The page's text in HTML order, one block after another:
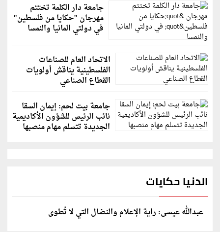
جامعة دار الكلمة تختتم
مهرجان "حكايا من فلسطين"
في دولتي المانيا والنمسا
الاتحاد العام للصناعات
الفلسطينية يناقش أولويات
القطاع الصناعي
جامعة بيت لحم: إيمان السقا
نائب الرئيس للشؤون الأكاديمية
الجديدة تتسلم مهام منصبها
الدنيا حكايات
عبدالله عيسى: راية الإعلام والنضال التي لا تُطوى